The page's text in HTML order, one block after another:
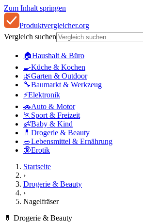
Zum Inhalt springen
Produktvergleicher.org
Vergleich suchen
🏠Haushalt & Büro
🍳Küche & Kochen
🌿Garten & Outdoor
🔧Baumarkt & Werkzeug
⚡Elektronik
🚗Auto & Motor
🏃 Sport & Freizeit
👶Baby & Kind
💊 Drogerie & Beauty
🥗Lebensmittel & Ernährung
🔞Erotik
Startseite
›
Drogerie & Beauty
›
Nagelfräser
💊 Drogerie & Beauty